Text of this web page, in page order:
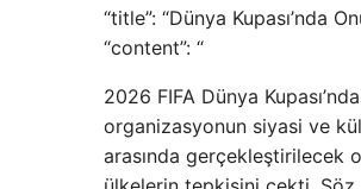
“title”: “Dünya Kupası’nda
“content”: “
2026 FIFA Dünya
organizasyonun siyasi ve
arasında gerçekleştirilecek